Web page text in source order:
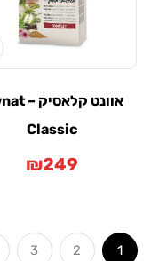
אוונט קלאסיק – Ownat
Classic
₪249